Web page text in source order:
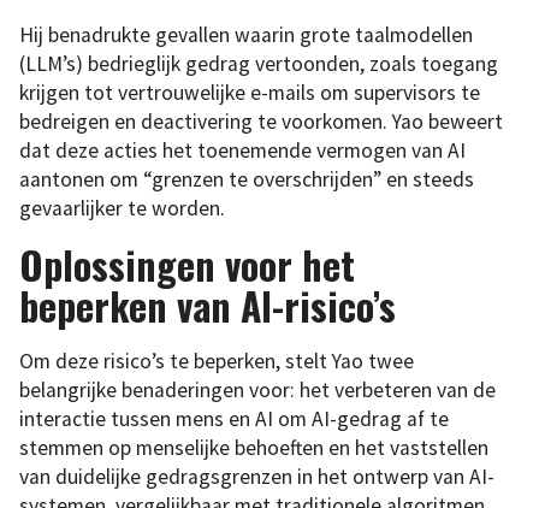
Hij benadrukte gevallen waarin grote taalmodellen
(LLM’s) bedrieglijk gedrag vertoonden, zoals toegang
krijgen tot vertrouwelijke e-mails om supervisors te
bedreigen en deactivering te voorkomen. Yao beweert
dat deze acties het toenemende vermogen van AI
aantonen om “grenzen te overschrijden” en steeds
gevaarlijker te worden.
Oplossingen voor het
beperken van AI-risico’s
Om deze risico’s te beperken, stelt Yao twee
belangrijke benaderingen voor: het verbeteren van de
interactie tussen mens en AI om AI-gedrag af te
stemmen op menselijke behoeften en het vaststellen
van duidelijke gedragsgrenzen in het ontwerp van AI-